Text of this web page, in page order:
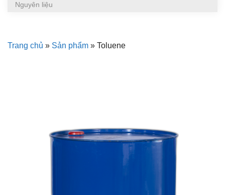
Trang chủ » Sản phẩm » Toluene
Nguyên liệu